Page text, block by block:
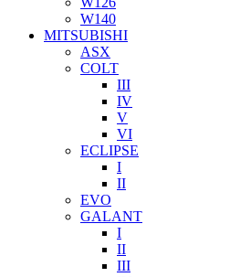
W140
MITSUBISHI
ASX
COLT
III
IV
V
VI
ECLIPSE
I
II
EVO
GALANT
I
II
III